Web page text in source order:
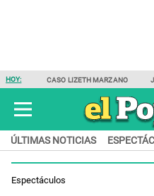
HOY: CASO LIZETH MARZANO
ÚLTIMAS NOTICIAS
Espectáculos